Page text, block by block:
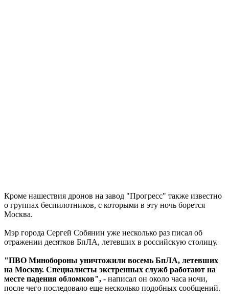
Кроме нашествия дронов на завод "Прогресс" также известно
о группах беспилотников, с которыми в эту ночь борется
Москва.
Мэр города Сергей Собянин уже несколько раз писал об
отражении десятков БпЛА, летевших в российскую столицу.
"ПВО Минобороны уничтожили восемь БпЛА, летевших
на Москву. Специалисты экстренных служб работают на
месте падения обломков", - написал он около часа ночи,
после чего последовало еще несколько подобных сообщений.